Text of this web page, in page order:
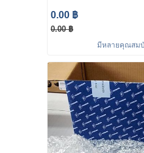
W117 W176
W205 W212
906 14 00 ยี่ห้อ
0.00 ฿
0.00 ฿
มีหลายคุณสม